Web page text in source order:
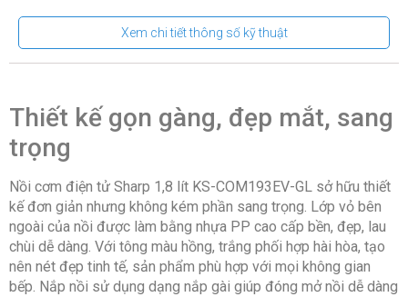
Phụ kiện: Muỗng lấy cơm, Cốc đong, Muỗng canh,
Công suất: 790W
Nhãn năng lượng: 3 sao
CSPF: 83.58
Tiêu chuẩn Việt Nam: TCVN 8252:2015
Bảng điều khiển & Tiện ích
Bảng điều khiển: Điện tử
Ngôn ngữ: Tiếng Việt
Hẹn giờ: Có (24 giờ)
Thời gian giữ nóng: Tốt nhất (12 giờ)
Xem chi tiết thông số kỹ thuật
Thiết kế gọn gàng, đẹp mắt, sang
trọng
Nồi cơm điện tử Sharp 1,8 lít KS-COM193EV-GL sở hữu thiết
kế đơn giản nhưng không kém phần sang trọng. Lớp vỏ bên
ngoài của nồi được làm bằng nhựa PP cao cấp bền, đẹp, lau
chùi dễ dàng. Với tông màu hồng, trắng phối hợp hài hòa, tạo
nên nét đẹp tinh tế, sản phẩm phù hợp với mọi không gian
bếp. Nắp nồi sử dụng dạng nắp gài giúp đóng mở nồi dễ dàng